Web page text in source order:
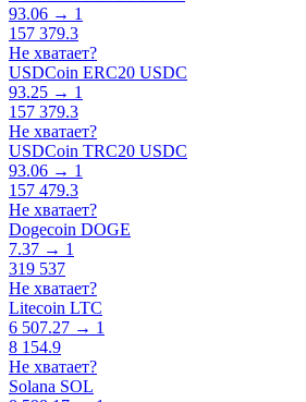
93.06 → 1
157 379.3
Не хватает?
USDCoin ERC20 USDC
93.25 → 1
157 379.3
Не хватает?
USDCoin TRC20 USDC
93.06 → 1
157 479.3
Не хватает?
Dogecoin DOGE
7.37 → 1
319 537
Не хватает?
Litecoin LTC
6 507.27 → 1
8 154.9
Не хватает?
Solana SOL